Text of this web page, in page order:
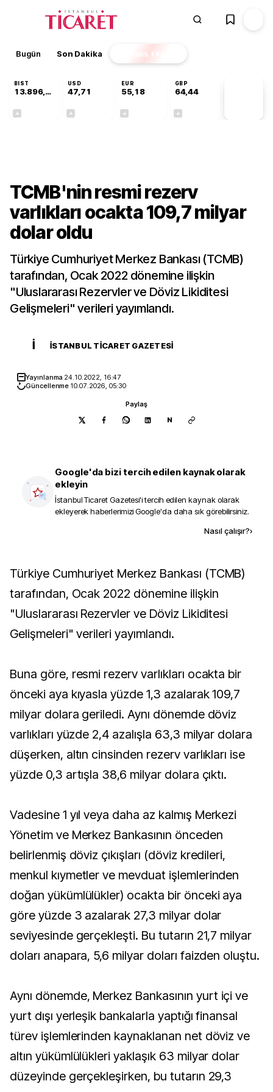
Bugün Son Dakika Finans EKSTRA
BIST
13.896,36
USD
47,71
EUR
55,18
GBP
64,44
TCMB'nin resmi rezerv
varlıkları ocakta 109,7 milyar
dolar oldu
Türkiye Cumhuriyet Merkez Bankası (TCMB)
tarafından, Ocak 2022 dönemine ilişkin
"Uluslararası Rezervler ve Döviz Likiditesi
Gelişmeleri" verileri yayımlandı.
İ İSTANBUL TICARET GAZETESI
Yayınlanma 24.10.2022, 16:47
Güncellenme 10.07.2026, 05:30
Paylaş
N
Google'da bizi tercih edilen kaynak olarak
ekleyin
İstanbul Ticaret Gazetesi'i tercih edilen kaynak olarak
ekleyerek haberlerimizi Google'da daha sık görebilirsiniz.
Nasıl çalışır?›
Türkiye Cumhuriyet Merkez Bankası (TCMB)
tarafından, Ocak 2022 dönemine ilişkin
"Uluslararası Rezervler ve Döviz Likiditesi
Gelişmeleri" verileri yayımlandı.
Buna göre, resmi rezerv varlıkları ocakta bir
önceki aya kıyasla yüzde 1,3 azalarak 109,7
milyar dolara geriledi. Aynı dönemde döviz
varlıkları yüzde 2,4 azalışla 63,3 milyar dolara
düşerken, altın cinsinden rezerv varlıkları ise
yüzde 0,3 artışla 38,6 milyar dolara çıktı.
Vadesine 1 yıl veya daha az kalmış Merkezi
Yönetim ve Merkez Bankasının önceden
belirlenmiş döviz çıkışları (döviz kredileri,
menkul kıymetler ve mevduat işlemlerinden
doğan yükümlülükler) ocakta bir önceki aya
göre yüzde 3 azalarak 27,3 milyar dolar
seviyesinde gerçekleşti. Bu tutarın 21,7 milyar
doları anapara, 5,6 milyar doları faizden oluştu.
Aynı dönemde, Merkez Bankasının yurt içi ve
yurt dışı yerleşik bankalarla yaptığı finansal
türev işlemlerinden kaynaklanan net döviz ve
altın yükümlülükleri yaklaşık 63 milyar dolar
düzeyinde gerçekleşirken, bu tutarın 29,3